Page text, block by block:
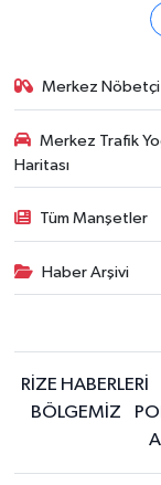
Merkez Nöbetçi
Merkez Trafik
Haritası
Tüm Manşetler
Haber Arşivi
RİZE HABERLERİ
BÖLGEMİZ